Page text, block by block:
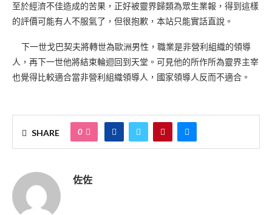
至於經濟不佳造成的苦果，正好被靈界歸類為眾生業報，得到這樣
的評價可能有人不服氣了，但很抱歉，本站只能實話直說。
下一世戈巴契夫將轉世為歐洲男性，職業是非營利組織的領導
人，再下一世他將結束輪迴回到天堂。可見他的所作所為靈界主宰
也覺得比較適合當非營利組織領導人，國家領導人反而不適合。
SHARE 0
佐佐